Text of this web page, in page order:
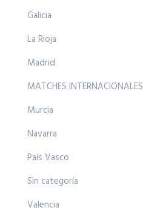
Galicia
La Rioja
Madrid
MATCHES INTERNACIONALES
Murcia
Navarra
País Vasco
Sin categoría
Valencia